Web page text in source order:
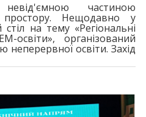
частиною
простору. Нещодавно у
стіл на тему «Регіональні
освіти», організований
освіти. Захід
усієї області, які активно